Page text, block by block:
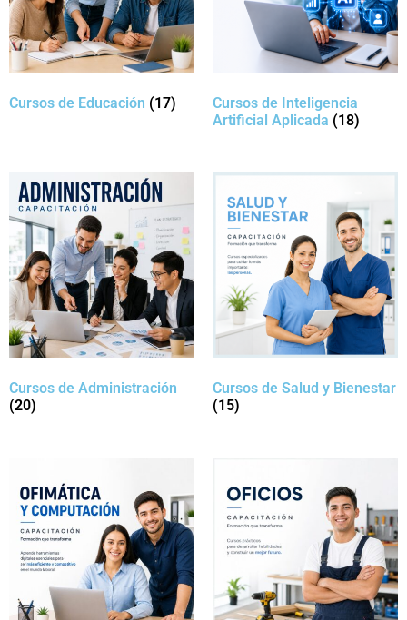
Cursos de Educación (17)
Cursos de Inteligencia
Artificial Aplicada (18)
Cursos de Administración
(20)
Cursos de Salud y Bienestar
(15)